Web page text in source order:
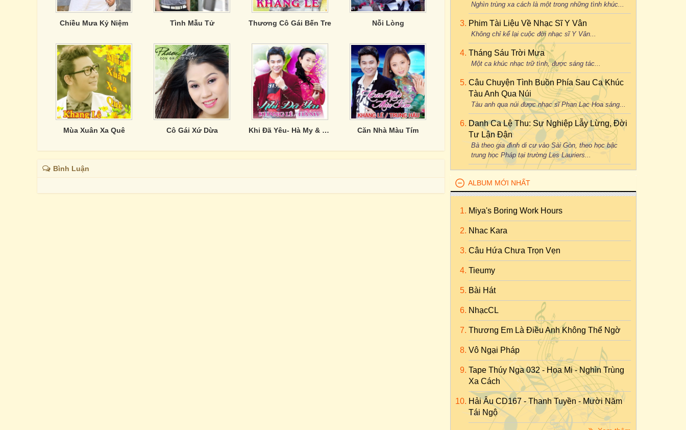
Chiều Mưa Kỷ Niệm Tình Mẫu Tử Thương Cô Gái Bến Tre Nỗi Lòng
Mùa Xuân Xa Quê Cô Gái Xứ Dừa Khi Đã Yêu- Hà My & Khang Lê Căn Nhà Màu Tím
Bình Luận
Nghìn trùng xa cách là một trong những tình khúc...
Phim Tài Liệu Về Nhạc Sĩ Y Vân
Không chỉ kể lại cuộc đời nhạc sĩ Y Vân...
Tháng Sáu Trời Mưa
Một ca khúc nhạc trữ tình, được sáng tác...
Câu Chuyện Tình Buồn Phía Sau Ca Khúc
Tàu Anh Qua Núi
Tàu anh qua núi được nhạc sĩ Phan Lạc Hoa sáng...
Danh Ca Lệ Thu: Sự Nghiệp Lẫy Lừng, Đời
Tư Lận Đận
Bà theo gia đình di cư vào Sài Gòn, theo học bậc
trung học Pháp tại trường Les Lauriers...
ALBUM MỚI NHẤT
Miya's Boring Work Hours
Nhac Kara
Câu Hứa Chưa Trọn Vẹn
Tieumy
Bài Hát
NhạcCL
Thương Em Là Điều Anh Không Thể Ngờ
Vô Ngại Pháp
Tape Thúy Nga 032 - Họa Mi - Nghìn Trùng
Xa Cách
Hải Âu CD167 - Thanh Tuyền - Mười Năm
Tái Ngộ